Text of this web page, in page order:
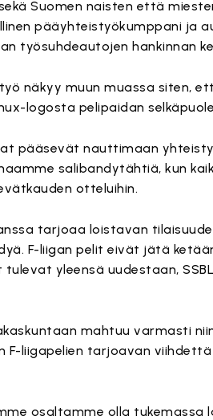
Suomen naisten että
pääyhteistyökumppani ja
työsuhdeautojen hankinnan
näkyy muun muassa siten,
logosta pelipaidan
pääsevät nauttimaan
salibandytähtiä, kun
otteluihin.
tarjoaa loistavan
F-liigan pelit eivät jätä
tulevat yleensä uudestaan,
mahtuu varmasti
F-liigapelien tarjoavan
osaltamme olla